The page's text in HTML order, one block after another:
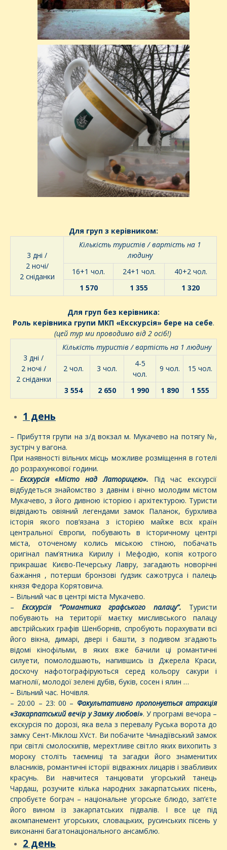
Для груп з керівником:
3 дні /
2 ночі/
2 сніданки
Кількість туристів / вартість на 1
людину
16+1 чол.
24+1 чол.
40+2 чол.
1 570
1 355 1 320
Для груп без керівника:
Роль керівника групи МКП «Екскурсія» бере на себе.
(цей тур ми проводимо від 2 осіб!)
3 дні /
2 ночі /
2 сніданки
Кількість туристів / вартість на 1 людину
2 чол. 3 чол.
4-5
чол.
9 чол. 15 чол.
3 554 2 650 1 990 1 890 1 555
1 день
– Прибуття групи на з/д вокзал м. Мукачево на потягу №,
зустріч у вагона.
При наявності вільних місць можливе розміщення в готелі
до розрахункової години.
– Екскурсія «Місто над Латорицею». Під час екскурсії
відбудеться знайомство з давнім і вічно молодим містом
Мукачево, з його дивною історією і архітектурою. Туристи
відвідають овіяний легендами замок Паланок, бурхлива
історія якого пов’язана з історією майже всіх країн
центральної Європи, побувають в історичному центрі
міста, оточеному колись міською стіною, побачать
оригінал пам’ятника Кирилу і Мефодію, копія котрого
прикрашає Києво-Печерську Лавру, загадають новорічні
бажання , потерши бронзові ґудзик сажотруса і палець
князя Федора Корятовича.
– Вільний час в центрі міста Мукачево.
–Екскурсія “Романтика графського палацу”. Туристи
побувають на території маєтку мисливського палацу
австрійських графів Шенборнів, спробують порахувати всі
його вікна, димарі, двері і башти, з подивом згадають
відомі кінофільми, в яких вже бачили ці романтичні
силуети, помолодшають, напившись із Джерела Краси,
досхочу нафотографіруються серед кольору сакури і
магнолії, молодої зелені дубів, буків, сосен і ялин …
– Вільний час. Ночівля.
– 20:00 – 23: 00 – Факультативно пропонується атракція
«Закарпатський вечір у Замку любові». У програмі вечора –
екскурсія по дорозі, яка вела з перевалу Руська ворота до
замку Сент-Міклош XVст. Ви побачите Чинадіївський замок
при світлі смолоскипів, мерехтливе світло яких вихопить з
мороку століть таємниці та загадки його знаменитих
власників, романтичні історії відважних лицарів і звабливих
красунь. Ви навчитеся танцювати угорський танець
Чардаш, розучите кілька народних закарпатських пісень,
спробуєте бограч – національне угорське блюдо, зап’єте
його вином із закарпатських підвалів. І все це під
акомпанемент угорських, словацьких, русинських пісень у
виконанні багатонаціонального ансамблю.
2 день